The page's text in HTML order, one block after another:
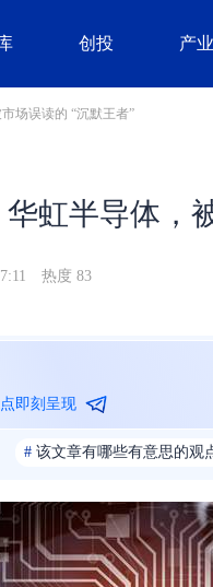
创投 产
场误读的 “沉默王者”
虹半导体，
热度 83
即刻呈现
# 该文章有哪些有意思的观